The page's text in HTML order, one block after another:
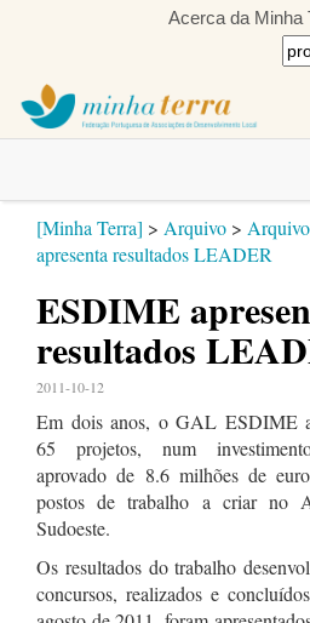
Acerca da Minha
[Minha Terra] > Arquivo >
apresenta resultados LEADER
ESDIME
resultados
2011-10-12
Em dois anos, o GAL ESDIME
65 projetos, num
aprovado de 8.6 milhões de
postos de trabalho a criar no
Sudoeste.
Os resultados do trabalho
concursos, realizados e